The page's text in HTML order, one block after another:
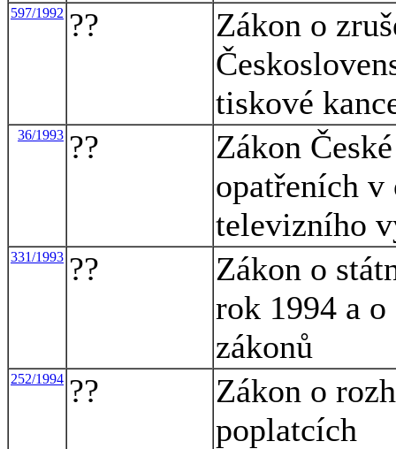
597/1992 ??
Zákon o
tiskové
36/1993 ??
Zákon
opatřeních v
televizního
331/1993 ??
Zákon o
rok 1994 a
zákonů
252/1994 ??
Zákon o
poplatcích